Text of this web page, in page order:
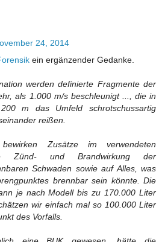
24, 2014
ein ergänzender Gedanke.
werden definierte Fragmente der
als 1.000 m/s beschleunigt ..., die in
m das Umfeld schrotschussartig
reißen.
Zusätze im verwendeten
Zünd- und Brandwirkung der
Schwaden sowie auf Alles, was
brennbar sein könnte. Die
je nach Modell bis zu 170.000 Liter
wir einfach mal so 100.000 Liter
des Vorfalls.